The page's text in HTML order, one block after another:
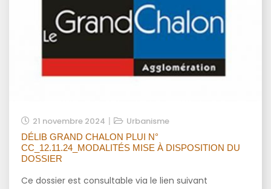
21 novembre 2024 Urbanisme
DÉLIB GRAND CHALON PLUI N°
CC_12.11.24_MODALITÉS MISE À DISPOSITION DU
DOSSIER
Ce dossier est consultable via le lien suivant